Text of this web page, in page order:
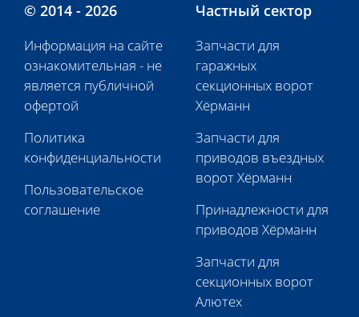
© 2014 - 2026
Информация на сайте
ознакомительная - не
является публичной
офертой
Политика
конфиденциальности
Пользовательское
соглашение
Частный сектор
Запчасти для
гаражных
секционных ворот
Хёрманн
Запчасти для
приводов въездных
ворот Хёрманн
Принадлежности для
приводов Хёрманн
Запчасти для
секционных ворот
Алютех